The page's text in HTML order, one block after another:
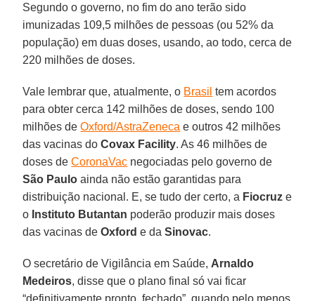
Segundo o governo, no fim do ano terão sido
imunizadas 109,5 milhões de pessoas (ou 52% da
população) em duas doses, usando, ao todo, cerca de
220 milhões de doses.
Vale lembrar que, atualmente, o Brasil tem acordos
para obter cerca 142 milhões de doses, sendo 100
milhões deOxford/AstraZeneca e outros 42 milhões
das vacinas doCovax Facility. As 46 milhões de
doses deCoronaVac negociadas pelo governo de
São Paulo ainda não estão garantidas para
distribuição nacional. E, se tudo der certo, a Fiocruz e
o Instituto Butantan poderão produzir mais doses
das vacinas deOxford e daSinovac.
O secretário de Vigilância em Saúde, Arnaldo
Medeiros, disse que o plano final só vai ficar
“definitivamente pronto, fechado”, quando pelo menos